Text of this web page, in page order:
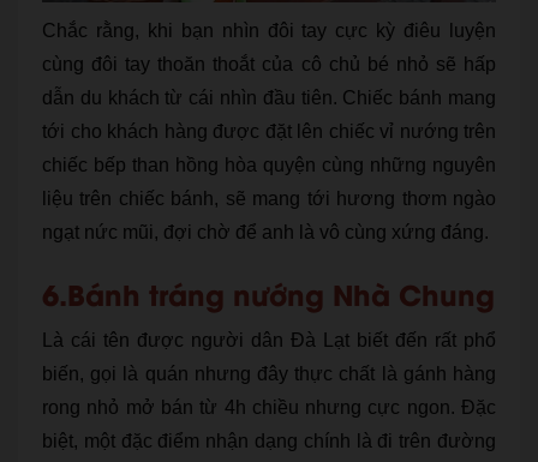
Chắc rằng, khi bạn nhìn đôi tay cực kỳ điêu luyện
cùng đôi tay thoăn thoắt của cô chủ bé nhỏ sẽ hấp
dẫn du khách từ cái nhìn đầu tiên. Chiếc bánh mang
tới cho khách hàng được đặt lên chiếc vỉ nướng trên
chiếc bếp than hồng hòa quyện cùng những nguyên
liệu trên chiếc bánh, sẽ mang tới hương thơm ngào
ngạt nức mũi, đợi chờ để anh là vô cùng xứng đáng.
6.Bánh tráng nướng Nhà Chung
Là cái tên được người dân Đà Lạt biết đến rất phổ
biến, gọi là quán nhưng đây thực chất là gánh hàng
rong nhỏ mở bán từ 4h chiều nhưng cực ngon. Đặc
biệt, một đặc điểm nhận dạng chính là đi trên đường